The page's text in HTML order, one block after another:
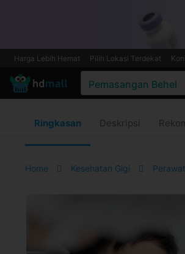
Harga Lebih Hemat Pilih Lokasi Terdekat
Ringkasan Deskripsi
Home Kesehatan Gigi